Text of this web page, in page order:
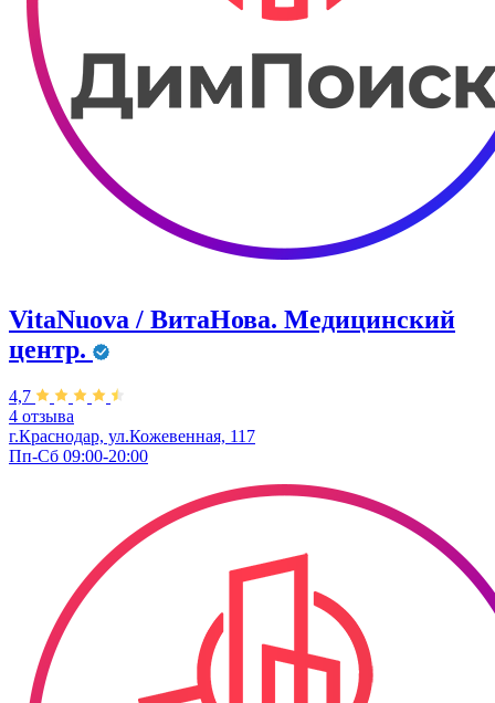
VitaNuova / ВитаНова. Медицинский
центр.
4,7
4 отзыва
г.Краснодар, ул.Кожевенная, 117
Пп-Сб 09:00-20:00